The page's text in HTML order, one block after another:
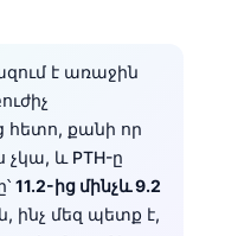
է առաջին
հետո, քանի որ
և PTH-ը
11.2-ից մինչև 9.2
ինչ մեզ պետք է,